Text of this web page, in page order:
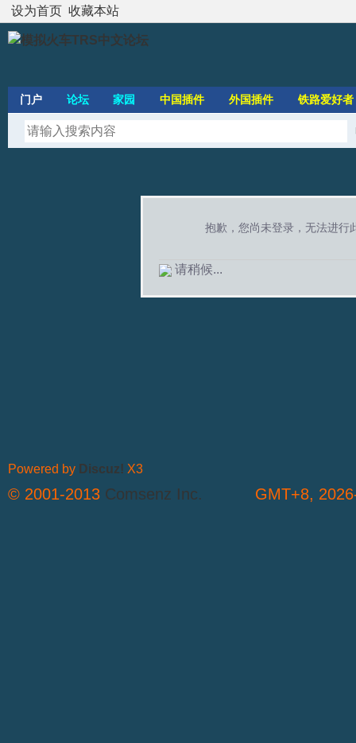
设为首页 收藏本站
门户 论坛 家园 中国插件 外国插件 铁路爱好者
抱歉，您尚未登录，无法进行
请稍候...
GMT+8,
Powered by Discuz! X3
© 2001-2013 Comsenz Inc.